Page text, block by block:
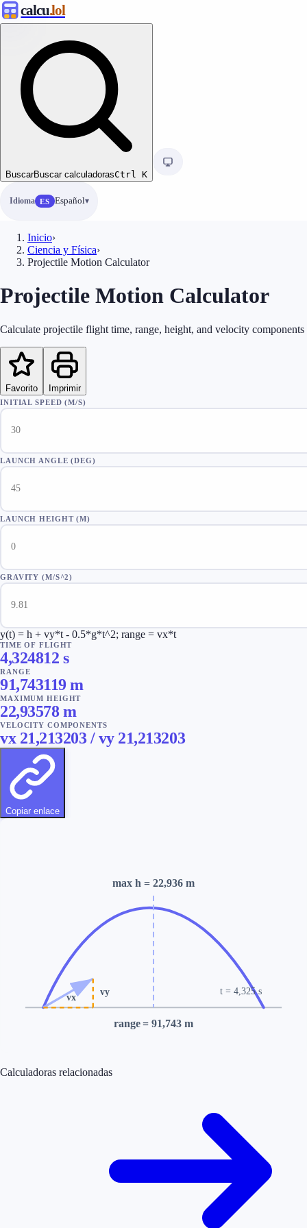
calcu.lol
BuscarBuscar calculadorasCtrl K
Idioma ES Español
Inicio›
Ciencia y Física›
Projectile Motion Calculator
Projectile Motion Calculator
Calculate projectile flight time, range, height, and velocity components
Favorito Imprimir
INITIAL SPEED (M/S)
LAUNCH ANGLE (DEG)
LAUNCH HEIGHT (M)
GRAVITY (M/S^2)
y(t) = h + vy*t - 0.5*g*t^2; range = vx*t
TIME OF FLIGHT
4,324812 s
RANGE
91,743119 m
MAXIMUM HEIGHT
22,93578m
VELOCITY COMPONENTS
vx 21,213203/ vy 21,213203
Copiar enlace
vx vy
max h = 22,936 m
range= 91,743 m
t = 4,325 s
Calculadoras relacionadas